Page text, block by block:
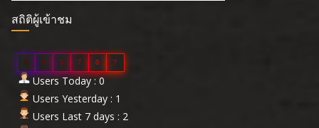
สถิติผู้เข้าชม
0 0 5 7 0 7
Users Today : 0
Users Yesterday : 1
Users Last 7 days : 2